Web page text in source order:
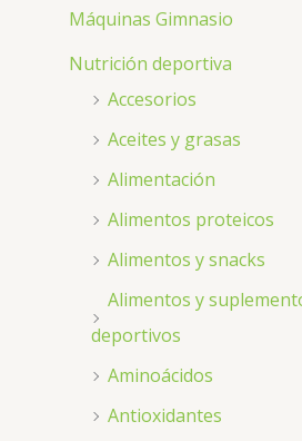
Máquinas Gimnasio
Nutrición deportiva
Accesorios
Aceites y grasas
Alimentación
Alimentos proteicos
Alimentos y snacks
Alimentos y
deportivos
Aminoácidos
Antioxidantes